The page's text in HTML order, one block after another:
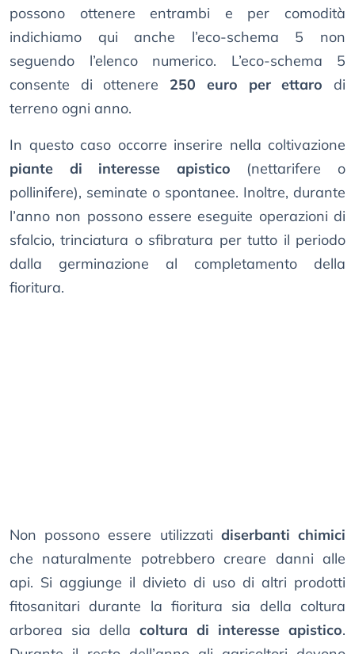
possono ottenere entrambi e per comodità
indichiamo qui anche l’eco-schema 5 non
seguendo l’elenco numerico. L’eco-schema 5
consente di ottenere 250 euro per ettaro di
terreno ogni anno.
In questo caso occorre inserire nella coltivazione
piante di interesse apistico (nettarifere o
pollinifere), seminate o spontanee. Inoltre, durante
l’anno non possono essere eseguite operazioni di
sfalcio, trinciatura o sfibratura per tutto il periodo
dalla germinazione al completamento della
fioritura.
Non possono essere utilizzati diserbanti chimici
che naturalmente potrebbero creare danni alle
api. Si aggiunge il divieto di uso di altri prodotti
fitosanitari durante la fioritura sia della coltura
arborea sia della coltura di interesse apistico.